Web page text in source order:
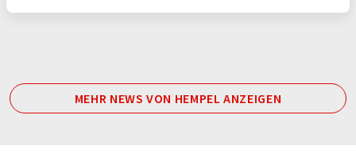
MEHR NEWS VON HEMPEL ANZEIGEN